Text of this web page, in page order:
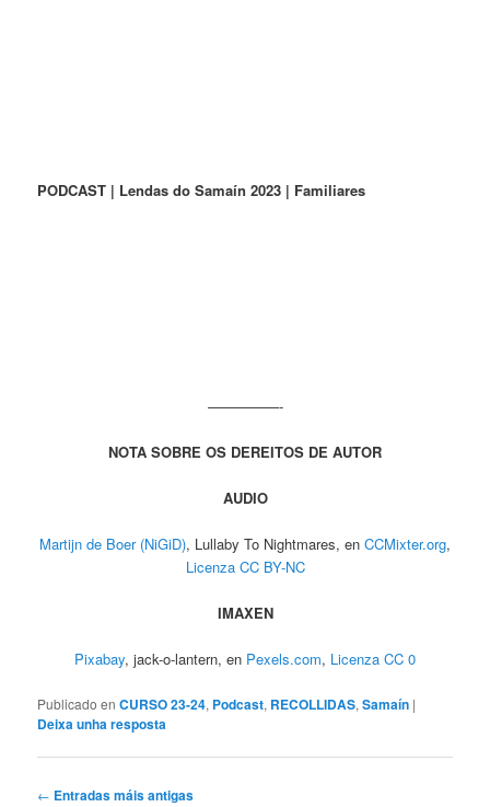
PODCAST | Lendas do Samaín 2023 | Familiares
—————-
NOTA SOBRE OS DEREITOS DE AUTOR
AUDIO
Martijn de Boer (NiGiD), Lullaby To Nightmares, en CCMixter.org,
Licenza CC BY-NC
IMAXEN
Pixabay, jack-o-lantern, en Pexels.com, Licenza CC 0
Publicado en CURSO 23-24, Podcast, RECOLLIDAS,Samaín |
Deixa unha resposta
Navegación
← Entradas máis antigas